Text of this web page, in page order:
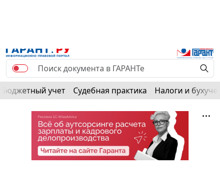
Бюджетный учет Судебная практика Налоги и